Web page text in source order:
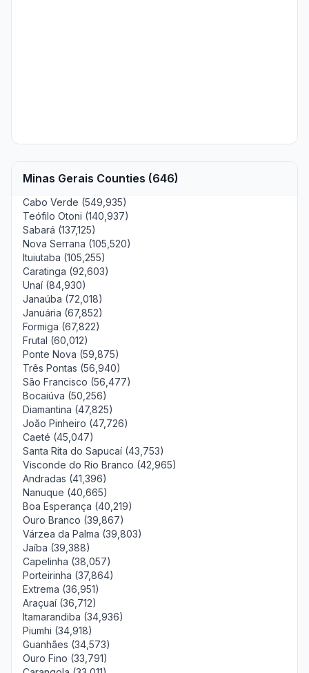
Minas Gerais Counties (646)
Cabo Verde (549,935)
Teófilo Otoni (140,937)
Sabará (137,125)
Nova Serrana (105,520)
Ituiutaba (105,255)
Caratinga (92,603)
Unaí (84,930)
Janaúba (72,018)
Januária (67,852)
Formiga (67,822)
Frutal (60,012)
Ponte Nova (59,875)
Três Pontas (56,940)
São Francisco (56,477)
Bocaiúva (50,256)
Diamantina (47,825)
João Pinheiro (47,726)
Caeté (45,047)
Santa Rita do Sapucaí (43,753)
Visconde do Rio Branco (42,965)
Andradas (41,396)
Nanuque (40,665)
Boa Esperança (40,219)
Ouro Branco (39,867)
Várzea da Palma (39,803)
Jaíba (39,388)
Capelinha (38,057)
Porteirinha (37,864)
Extrema (36,951)
Araçuaí (36,712)
Itamarandiba (34,936)
Piumhi (34,918)
Guanhães (34,573)
Ouro Fino (33,791)